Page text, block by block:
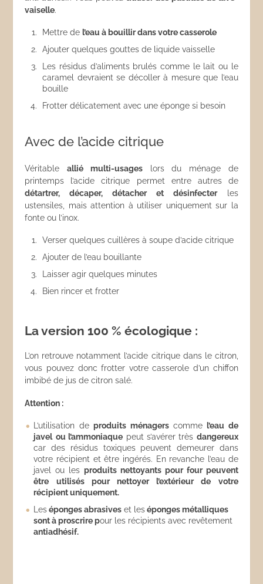
vaiselle.
Mettre de l’eau à bouillir dans votre casserole
Ajouter quelques gouttes de liquide vaisselle
Les résidus d’aliments brulés comme le lait ou le
caramel devraient se décoller à mesure que l’eau
bouille
Frotter délicatement avec une éponge si besoin
Avec de l’acide citrique
Véritableallié multi-usageslors du ménage de
printemps l’acide citrique permet entre autres de
détartrer, décaper, détacher et désinfecterles
ustensiles, mais attention à utiliser uniquement sur la
fonte ou l’inox.
Verser quelques cuillères à soupe d’acide citrique
Ajouter de l’eau bouillante
Laisser agir quelques minutes
Bien rincer et frotter
La version 100 % écologique :
L’on retrouve notamment l’acide citrique dans le citron,
vous pouvez donc frotter votre casserole d’un chiffon
imbibé de jus de citron salé.
Attention :
L’utilisation deproduits ménagerscomme l’eau de
javel ou l’ammoniaque peut s’avérer très dangereux
car des résidus toxiques peuvent demeurer dans
votre récipient et être ingérés. En revanche l’eau de
javel ou lesproduits nettoyants pour four peuvent
être utilisés pour nettoyer l’extérieur de votre
récipient uniquement.
Leséponges abrasives et leséponges métalliques
sont à proscrire pour les récipients avec revêtement
antiadhésif.